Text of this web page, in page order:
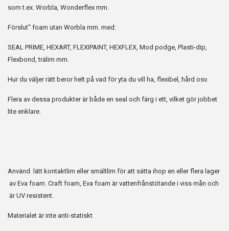
som t.ex. Worbla, Wonderflex mm.
Förslut" foam utan Worbla mm. med:
SEAL PRIME, HEXART, FLEXIPAINT, HEXFLEX, Mod podge, Plasti-dip,
Flexbond, trälim mm.
Hur du väljer rätt beror helt på vad för yta du vill ha, flexibel, hård osv.
Flera av dessa produkter är både en seal och färg i ett, vilket gör jobbet
lite enklare.
Använd lätt kontaktlim eller smältlim för att sätta ihop en eller flera lager
av Eva foam. Craft foam, Eva foam är vattenfrånstötande i viss mån och
är UV resistent.
Materialet är inte anti-statiskt